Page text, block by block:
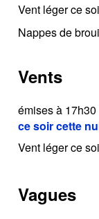
Vent léger ce
Nappes de
Vents
émises à
ce soir cette
Vent léger ce
Vagues